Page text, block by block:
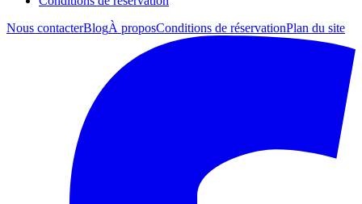
Nous contacterBlogÀ proposConditions de réservationPlan du site